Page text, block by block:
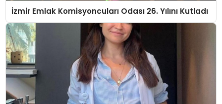
İzmir Emlak Komisyoncuları Odası 26. Yılını Kutladı